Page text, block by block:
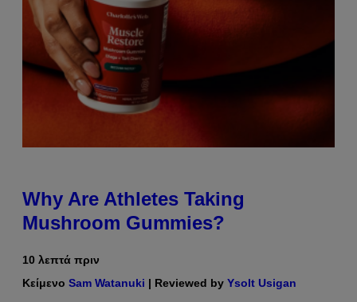
Why Are Athletes Taking
Mushroom Gummies?
10 λεπτά πριν
Κείμενο Sam Watanuki | Reviewed by Ysolt Usigan